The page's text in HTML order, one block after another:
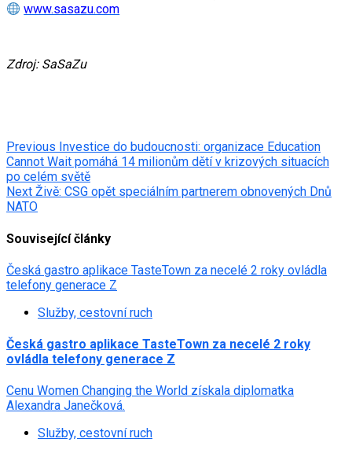
www.sasazu.com
Zdroj: SaSaZu
Post
navigation
Previous Investice do budoucnosti: organizace Education
Cannot Wait pomáhá 14 milionům dětí v krizových situacích
po celém světě
Next Živě: CSG opět speciálním partnerem obnovených Dnů
NATO
Související články
Česká gastro aplikace TasteTown za necelé 2 roky ovládla
telefony generace Z
Služby, cestovní ruch
Česká gastro aplikace TasteTown za necelé 2 roky
ovládla telefony generace Z
Cenu Women Changing the World získala diplomatka
Alexandra Janečková.
Služby, cestovní ruch